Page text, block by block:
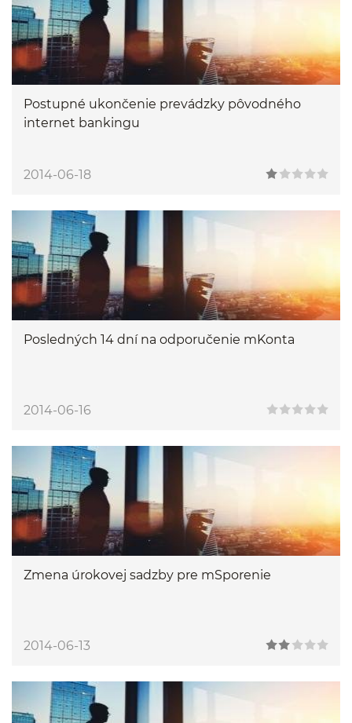
Postupné ukončenie prevádzky pôvodného
internet bankingu
2014-06-18
Posledných 14 dní na odporučenie mKonta
2014-06-16
Zmena úrokovej sadzby pre mSporenie
2014-06-13